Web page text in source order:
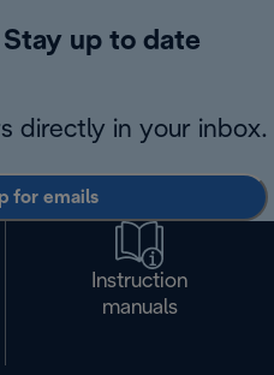
up to date
directly in your inbox.
for emails
Instruction
manuals